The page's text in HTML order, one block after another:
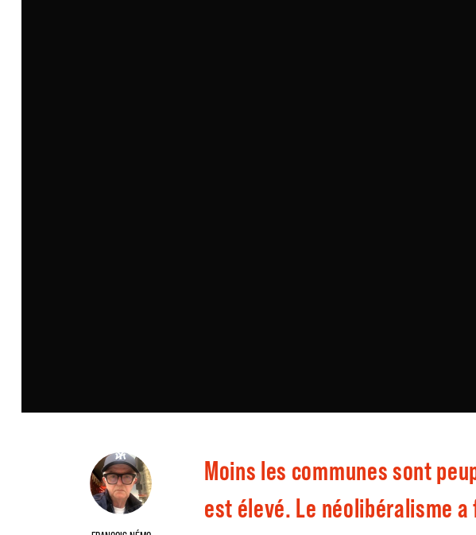
Moins les communes sont
est élevé. Le néolibéralisme